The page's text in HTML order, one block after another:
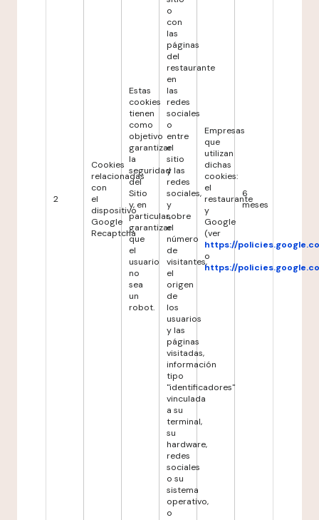
2
Cookies
relacionadas
con
el
dispositivo
Google
Recaptcha
Estas
cookies
tienen
como
objetivo
garantizar
la
seguridad
del
Sitio
y, en
particular,
garantizar
que
el
usuario
no
sea
un
robot.
o
con
las
páginas
del
restaurante
en
las
redes
sociales
o
entre
el
sitio
y las
redes
sociales,
y
sobre
el
número
de
visitantes,
el
origen
de
los
usuarios
y las
páginas
visitadas,
información
tipo
"identificadores"
vinculada
a su
terminal,
su
hardware,
redes
sociales
o su
sistema
operativo,
o
Empresas
que
utilizan
dichas
cookies:
el
restaurante
y
Google
(ver
https://
o
https://
6
meses